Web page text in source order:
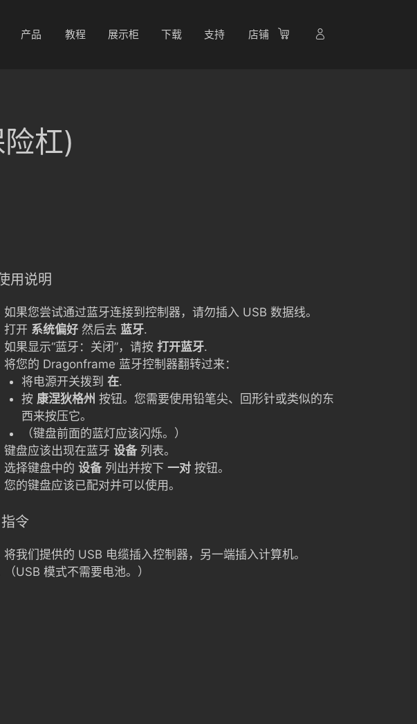
产品 教程 展示柜 下载 支持 店铺
杠)
用说明
如果您尝试通过蓝牙连接到控制器，请勿插入 USB 数据线。
打开 系统偏好然后去 蓝牙.
如果显示“蓝牙：关闭”，请按 打开蓝牙.
将您的 Dragonframe 蓝牙控制器翻转过来：
将电源开关拨到 在.
按 康涅狄格州 按钮。您需要使用铅笔尖、回形针或类似的东
西来按压它。
（键盘前面的蓝灯应该闪烁。）
键盘应该出现在蓝牙 设备列表。
选择键盘中的 设备列出并按下 一对按钮。
您的键盘应该已配对并可以使用。
令
将我们提供的 USB 电缆插入控制器，另一端插入计算机。
（USB 模式不需要电池。）